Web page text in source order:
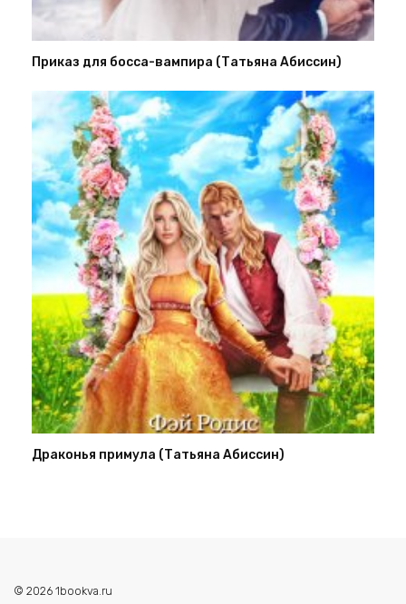
Приказ для босса-вампира (Татьяна Абиссин)
Драконья примула (Татьяна Абиссин)
© 2026 1bookva.ru